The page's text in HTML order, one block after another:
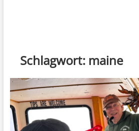
Schlagwort: maine